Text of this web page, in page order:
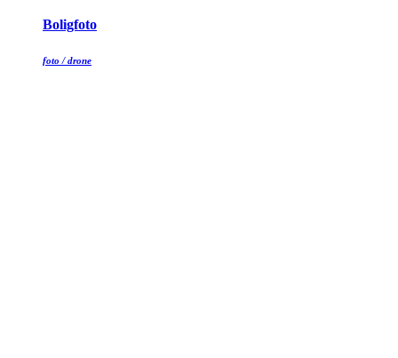
Boligfoto
foto / drone